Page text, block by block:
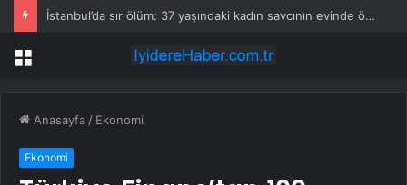
İstanbul’da sır ölüm: 37 yaşındaki kadın savcının evinde ölü bulundu!
Menü
Anasayfa / Ekonomi
Ekonomi